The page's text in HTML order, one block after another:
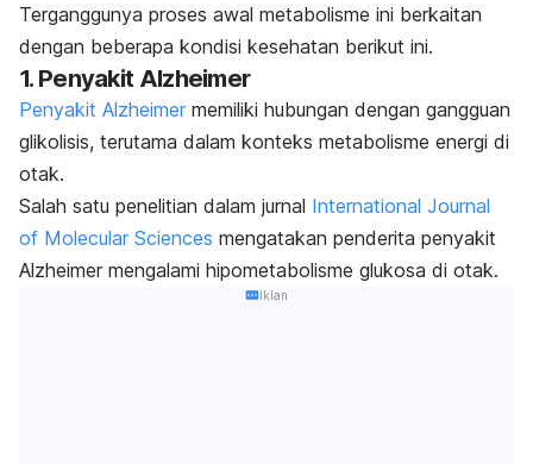
Terganggunya proses awal metabolisme ini berkaitan
dengan beberapa kondisi kesehatan berikut ini.
1. Penyakit Alzheimer
Penyakit Alzheimer memiliki hubungan dengan gangguan
glikolisis, terutama dalam konteks metabolisme energi di
otak.
Salah satu penelitian dalam jurnal International Journal
of Molecular Sciences mengatakan penderita penyakit
Alzheimer mengalami hipometabolisme glukosa di otak.
Iklan